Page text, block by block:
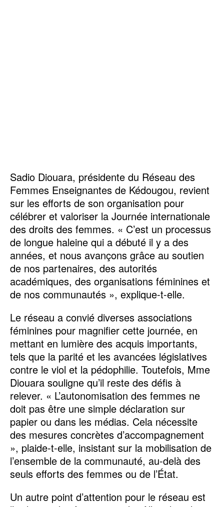
Sadio Diouara, présidente du Réseau des
Femmes Enseignantes de Kédougou, revient
sur les efforts de son organisation pour
célébrer et valoriser la Journée internationale
des droits des femmes. « C’est un processus
de longue haleine qui a débuté il y a des
années, et nous avançons grâce au soutien
de nos partenaires, des autorités
académiques, des organisations féminines et
de nos communautés », explique-t-elle.
Le réseau a convié diverses associations
féminines pour magnifier cette journée, en
mettant en lumière des acquis importants,
tels que la parité et les avancées législatives
contre le viol et la pédophilie. Toutefois, Mme
Diouara souligne qu’il reste des défis à
relever. « L’autonomisation des femmes ne
doit pas être une simple déclaration sur
papier ou dans les médias. Cela nécessite
des mesures concrètes d’accompagnement
», plaide-t-elle, insistant sur la mobilisation de
l’ensemble de la communauté, au-delà des
seuls efforts des femmes ou de l’État.
Un autre point d’attention pour le réseau est